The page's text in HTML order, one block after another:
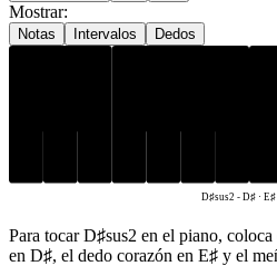
Mostrar:
Notas Intervalos Dedos
D♯sus2 -D♯ ·
Para tocar D♯sus2 en el piano,
en D♯, el dedo corazón en E♯ y el